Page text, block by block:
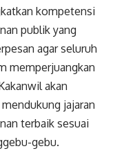
kompetensi
publik yang
agar seluruh
memperjuangkan
akan
jajaran
terbaik sesuai
gebu.